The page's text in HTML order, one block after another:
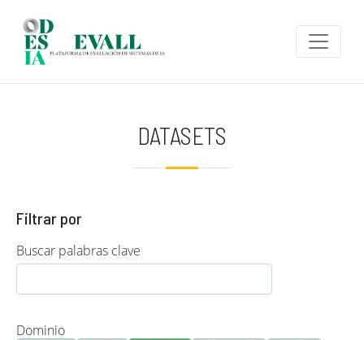
DATASETS
Filtrar por
Buscar palabras clave
Dominio